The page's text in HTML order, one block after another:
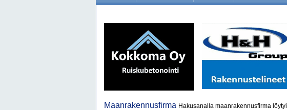
Maanrakennusfirma Hakusanalla maanrakennusfirma löytyi